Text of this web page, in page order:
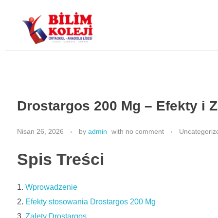
Bilim Koleji
Drostargos 200 Mg – Efekty i
Nisan 26, 2026 by admin with no comment
Spis Treści
Wprowadzenie
Efekty stosowania Drostargos 200 Mg
Zalety Drostargos